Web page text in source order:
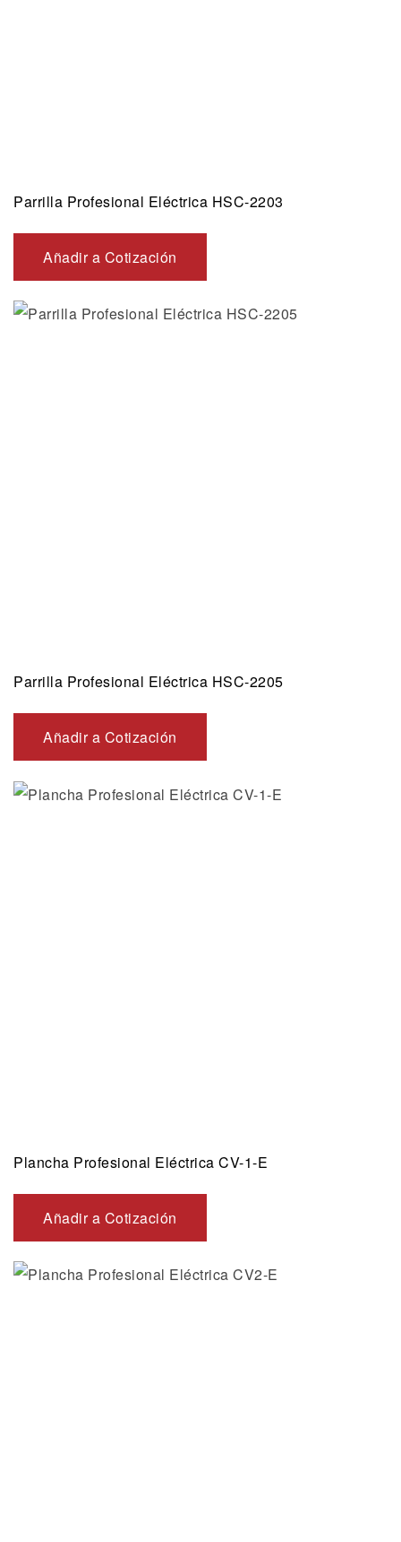
Parrilla Profesional Eléctrica HSC-2203
Añadir a Cotización
Parrilla Profesional Eléctrica HSC-2205
Añadir a Cotización
Plancha Profesional Eléctrica CV-1-E
Añadir a Cotización